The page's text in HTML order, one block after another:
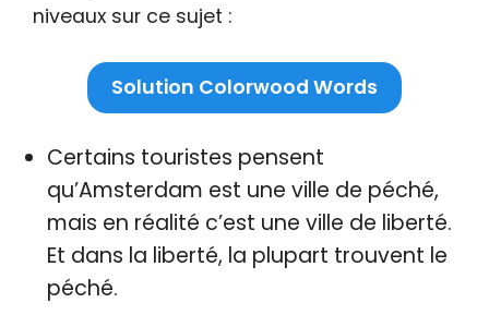
niveaux sur ce sujet :
Solution Colorwood Words
Certains touristes pensent
qu’Amsterdam est une ville de péché,
mais en réalité c’est une ville de liberté.
Et dans la liberté, la plupart trouvent le
péché.